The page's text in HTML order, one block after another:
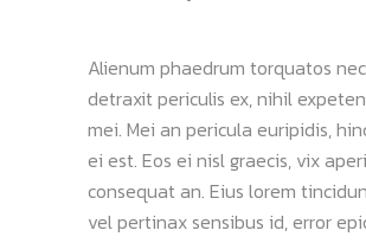
Alienum phaedrum torquatos
detraxit periculis ex, nihil
mei. Mei an pericula euripidis,
ei est. Eos ei nisl graecis, vix
consequat an. Eius lorem
vel pertinax sensibus id, error